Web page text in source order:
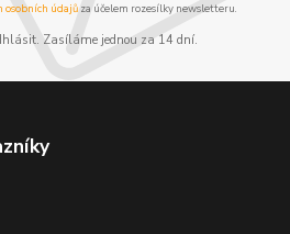
osobních údajůza účelem rozesílky newsletteru.
Zasíláme jednou za 14 dní.